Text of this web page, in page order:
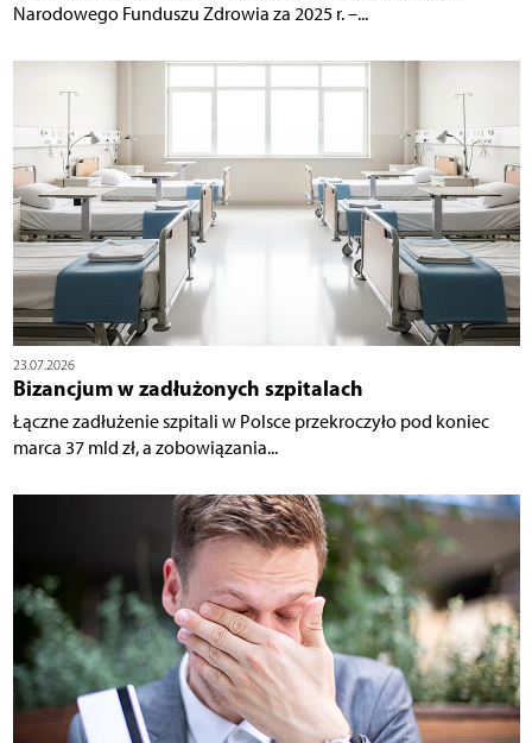
Narodowego Funduszu Zdrowia za 2025 r. –...
23.07.2026
Bizancjum w zadłużonych szpitalach
Łączne zadłużenie szpitali w Polsce przekroczyło pod koniec
marca 37 mld zł, a zobowiązania...